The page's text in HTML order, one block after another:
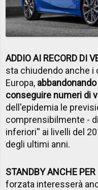
ADDIO AI RECORD DI
sta chiudendo anche i
Europa,
conseguire numeri di
dell'epidemia le
comprensibilmente -
inferiori'' ai livelli del
degli ultimi anni.
STANDBY ANCHE
forzata interesserà